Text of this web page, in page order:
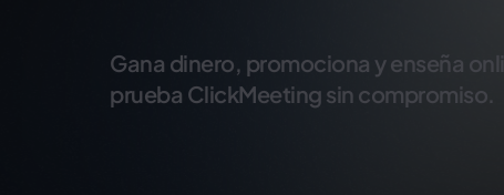
Gana dinero, promociona y enseña
prueba ClickMeeting sin compromiso.